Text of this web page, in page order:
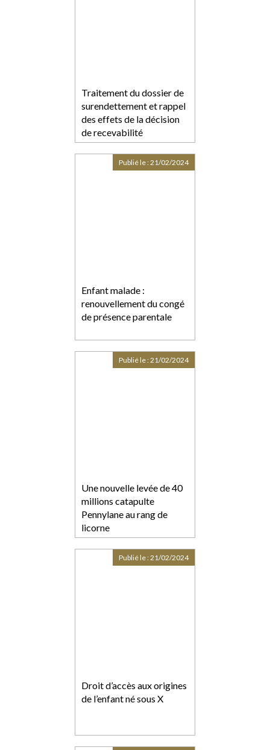
Traitement du dossier de
surendettement et rappel
des effets de la décision
de recevabilité
Enfant malade :
renouvellement du congé
de présence parentale
Publié le :21/02/2024
Une nouvelle levée de 40
millions catapulte
Pennylane au rang de
licorne
Publié le :21/02/2024
Droit d’accès aux origines
de l’enfant né sous X
Publié le :21/02/2024